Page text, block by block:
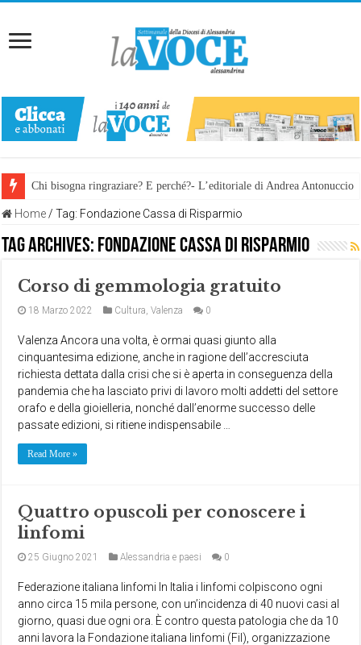
Chi bisogna ringraziare? E perché?- L’editoriale di Andrea Antonuccio
Home / Tag: Fondazione Cassa di Risparmio
Tag Archives: Fondazione Cassa di Risparmio
Corso di gemmologia gratuito
18 Marzo 2022 Cultura,Valenza 0
Valenza Ancora una volta, è ormai quasi giunto alla
cinquantesima edizione, anche in ragione dell’accresciuta
richiesta dettata dalla crisi che si è aperta in conseguenza della
pandemia che ha lasciato privi di lavoro molti addetti del settore
orafo e della gioielleria, nonché dall’enorme successo delle
passate edizioni, si ritiene indispensabile …
Read More »
Quattro opuscoli per conoscere i
linfomi
25 Giugno 2021 Alessandria e paesi 0
Federazione italiana linfomi In Italia i linfomi colpiscono ogni
anno circa 15 mila persone, con un’incidenza di 40 nuovi casi al
giorno, quasi due ogni ora. ​È contro questa patologia che da 10
anni lavora la Fondazione italiana linfomi (Fil), organizzazione